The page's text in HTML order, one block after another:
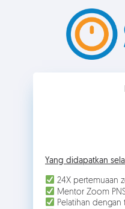
Yang didapatkan
24X pertemuaan
Mentor Zoom
Pelatihan dengan